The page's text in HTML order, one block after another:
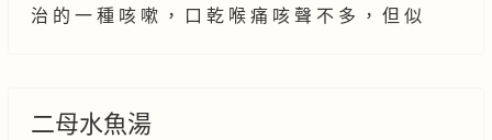
治 的 一 種 咳 嗽 ， 口 乾 喉 痛 咳 聲 不 多 ， 但 似
二母水魚湯